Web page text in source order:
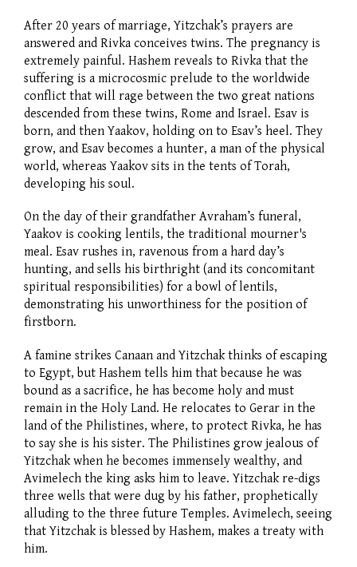
After 20 years of marriage, Yitzchak’s prayers are
answered and Rivka conceives twins. The pregnancy is
extremely painful. Hashem reveals to Rivka that the
suffering is a microcosmic prelude to the worldwide
conflict that will rage between the two great nations
descended from these twins, Rome and Israel. Esav is
born, and then Yaakov, holding on to Esav’s heel. They
grow, and Esav becomes a hunter, a man of the physical
world, whereas Yaakov sits in the tents of Torah,
developing his soul.
On the day of their grandfather Avraham’s funeral,
Yaakov is cooking lentils, the traditional mourner's
meal. Esav rushes in, ravenous from a hard day’s
hunting, and sells his birthright (and its concomitant
spiritual responsibilities) for a bowl of lentils,
demonstrating his unworthiness for the position of
firstborn.
A famine strikes Canaan and Yitzchak thinks of escaping
to Egypt, but Hashem tells him that because he was
bound as a sacrifice, he has become holy and must
remain in the Holy Land. He relocates to Gerar in the
land of the Philistines, where, to protect Rivka, he has
to say she is his sister. The Philistines grow jealous of
Yitzchak when he becomes immensely wealthy, and
Avimelech the king asks him to leave. Yitzchak re-digs
three wells that were dug by his father, prophetically
alluding to the three future Temples. Avimelech, seeing
that Yitzchak is blessed by Hashem, makes a treaty with
him.